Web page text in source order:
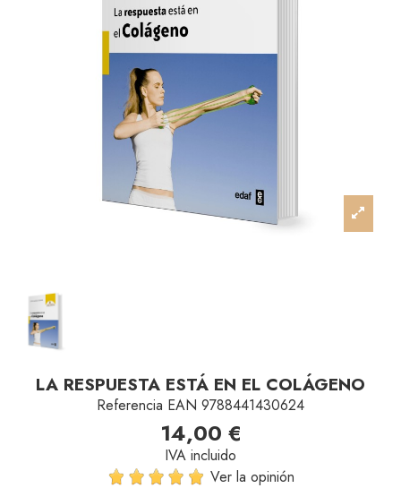
LA RESPUESTA ESTÁ EN EL COLÁGENO
Referencia EAN 9788441430624
14,00 €
IVA incluido
Ver la opinión